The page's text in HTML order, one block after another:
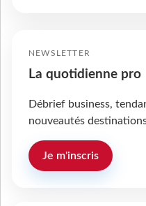
NEWSLETTER
La quotidienne pro
Débrief business,
nouveautés
Je m'inscris